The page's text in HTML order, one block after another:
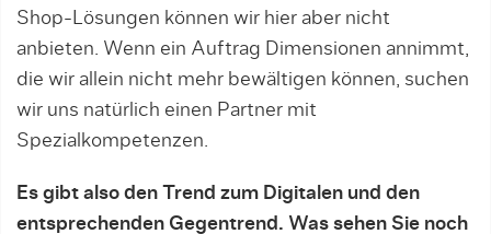
Shop-Lösungen können wir hier aber nicht
anbieten. Wenn ein Auftrag Dimensionen annimmt,
die wir allein nicht mehr bewältigen können, suchen
wir uns natürlich einen Partner mit
Spezialkompetenzen.
Es gibt also den Trend zum Digitalen und den
entsprechenden Gegentrend. Was sehen Sie noch